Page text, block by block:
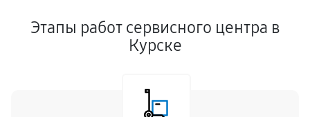
Этапы работ сервисного центра в
Курске